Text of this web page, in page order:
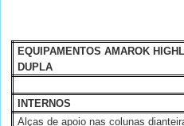
EQUIPAMENTOS AMAROK
DUPLA
INTERNOS
Alças de apoio nas colunas